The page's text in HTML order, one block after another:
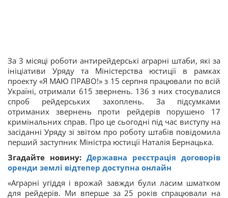
За 3 місяці роботи антирейдерські аграрні штаби, які за
ініціативи Уряду та Міністерства юстиції в рамках
проекту «Я МАЮ ПРАВО!» з 15 серпня працювали по всій
Україні, отримали 615 звернень. 136 з них стосувалися
спроб рейдерських захоплень. За підсумками
отриманих звернень проти рейдерів порушено 17
кримінальних справ. Про це сьогодні під час виступу на
засіданні Уряду зі звітом про роботу штабів повідомила
перший заступник Міністра юстиції Наталія Бернацька.
Згадайте новину: Державна реєстрація договорів
оренди землі відтепер доступна онлайн
«Аграрні угіддя і врожай завжди були ласим шматком
для рейдерів. Ми вперше за 25 років спрацювали на